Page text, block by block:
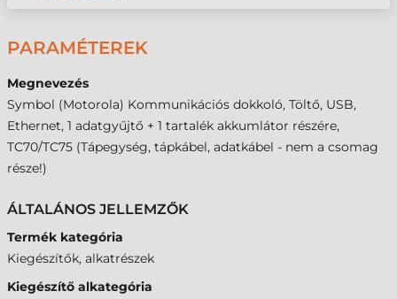
PARAMÉTEREK
Megnevezés
Symbol (Motorola) Kommunikációs dokkoló, Töltő, USB,
Ethernet, 1 adatgyűjtő + 1 tartalék akkumlátor részére,
TC70/TC75 (Tápegység, tápkábel, adatkábel - nem a csomag
része!)
ÁLTALÁNOS JELLEMZŐK
Termék kategória
Kiegészítők, alkatrészek
Kiegészítő alkategória